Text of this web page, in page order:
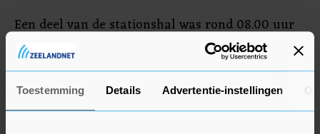
Toestemming Details Advertentie-instellingen
Een deel van de stationshal was rond 08.00 uur
nog steeds afgezet, maar reizigers kunnen er wel
gewoon langs, zegt de woordvoerster van NS.